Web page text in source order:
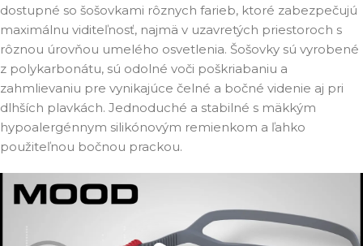
dostupné so šošovkami rôznych farieb, ktoré zabezpečujú
maximálnu viditeľnosť, najmä v uzavretých priestoroch s
rôznou úrovňou umelého osvetlenia. Šošovky sú vyrobené
z polykarbonátu, sú odolné voči poškriabaniu a
zahmlievaniu pre vynikajúce čelné a bočné videnie aj pri
dlhších plavkách. Jednoduché a stabilné s mäkkým
hypoalergénnym silikónovým remienkom a ľahko
použiteľnou bočnou prackou.